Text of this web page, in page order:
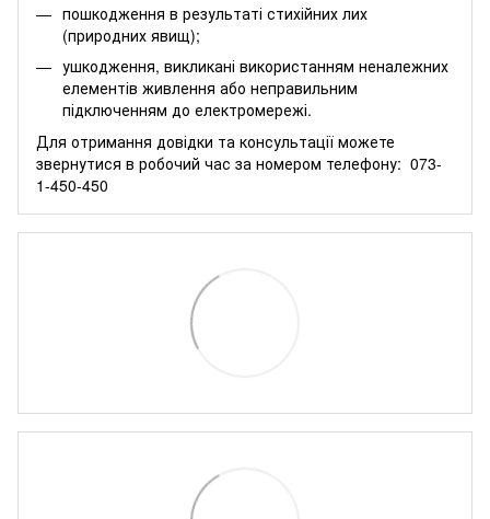
пошкодження в результаті стихійних лих
(природних явищ);
ушкодження, викликані використанням неналежних
елементів живлення або неправильним
підключенням до електромережі.
Для отримання довідки та консультації можете
звернутися в робочий час за номером телефону: 073-
1-450-450